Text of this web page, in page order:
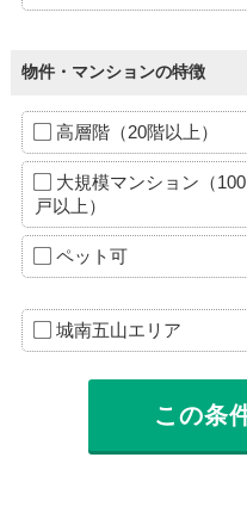
物件・マンションの特徴
高層階（20階以上）
大規模マンション（100
戸以上）
ペット可
城南五山エリア